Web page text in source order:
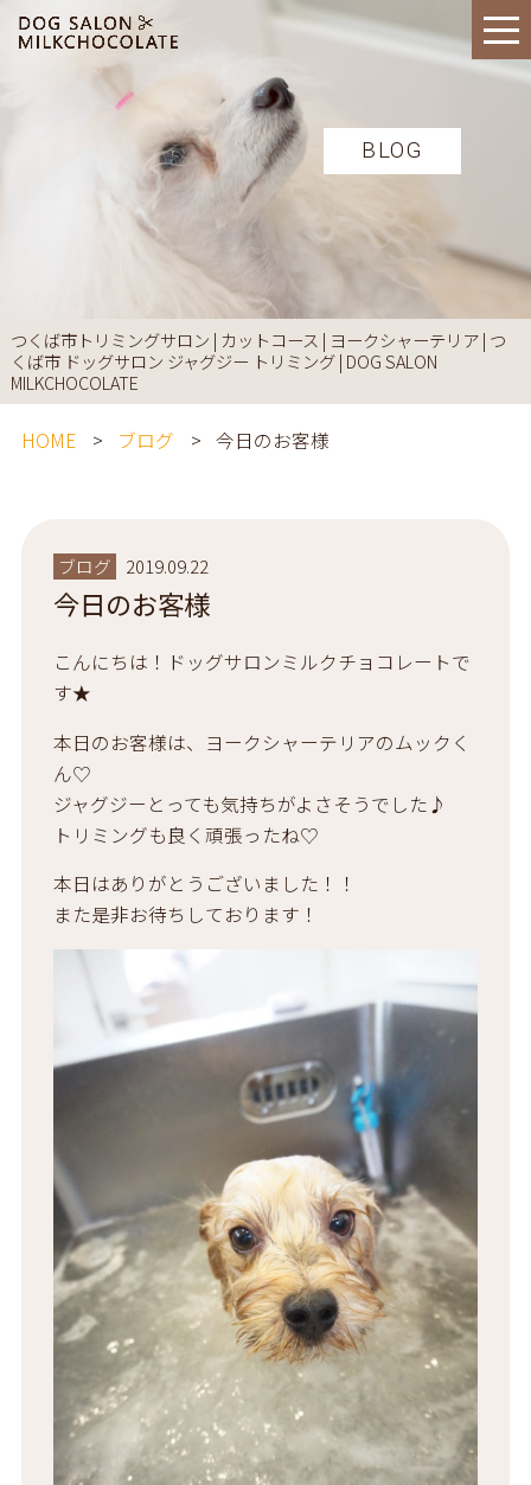
BLOG
つくば市トリミングサロン | カットコース | ヨークシャーテリア | つ
くば市 ドッグサロン ジャグジー トリミング | DOG SALON
MILKCHOCOLATE
HOME ブログ 今日のお客様
ブログ 2019.09.22
今日のお客様
こんにちは！ドッグサロンミルクチョコレートで
す★
本日のお客様は、ヨークシャーテリアのムックく
ん♡
ジャグジーとっても気持ちがよさそうでした♪
トリミングも良く頑張ったね♡
本日はありがとうございました！！
また是非お待ちしております！